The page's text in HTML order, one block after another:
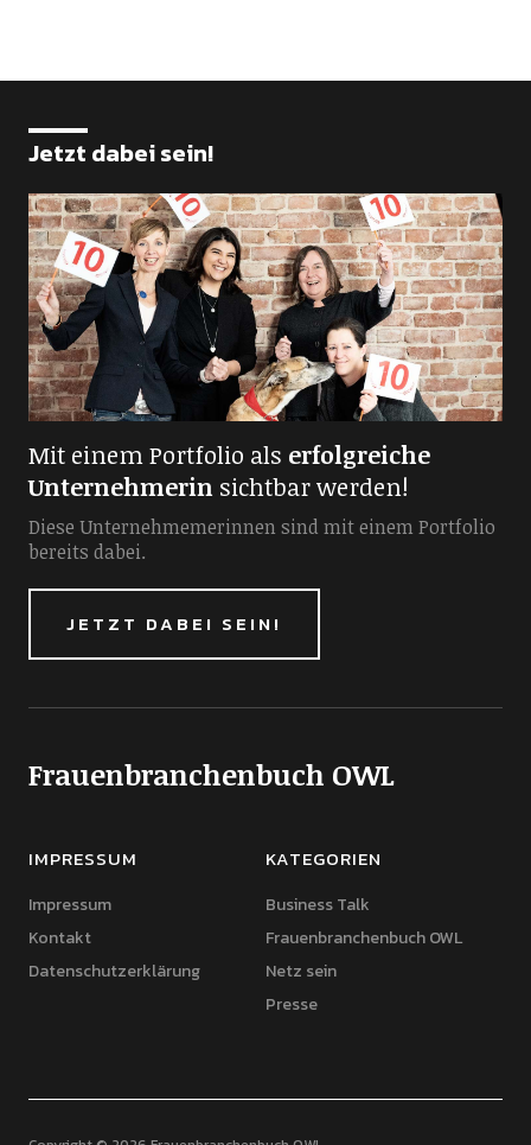
Jetzt dabei sein!
Mit einem Portfolio als erfolgreiche
Unternehmerinsichtbar werden!
Diese Unternehmemerinnen sind mit einem Portfolio
bereits dabei.
JETZT DABEI SEIN!
Frauenbranchenbuch OWL
IMPRESSUM
Impressum
Kontakt
Datenschutzerklärung
KATEGORIEN
Business Talk
Frauenbranchenbuch OWL
Netz sein
Presse